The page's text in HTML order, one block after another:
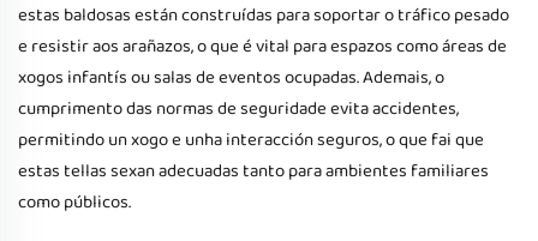
estas baldosas están construídas para soportar o tráfico pesado
e resistir aos arañazos, o que é vital para espazos como áreas de
xogos infantís ou salas de eventos ocupadas. Ademais, o
cumprimento das normas de seguridade evita accidentes,
permitindo un xogo e unha interacción seguros, o que fai que
estas tellas sexan adecuadas tanto para ambientes familiares
como públicos.